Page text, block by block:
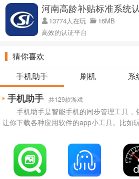
河南高龄补贴标准系统
13774人在玩
16MB
高效的认证平台
猜你喜欢
手机助手
刷机 系
手机助手 共129款游戏
手机助手是智能手机的同步管理工具，
让你下载各种应用软件的app小工具。比如